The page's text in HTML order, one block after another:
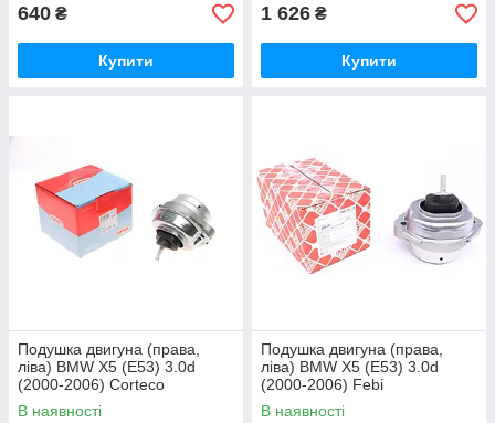
640 ₴
Купити
1 626 ₴
Купити
Подушка двигуна (права,
ліва) BMW X5 (E53) 3.0d
(2000-2006) Corteco
В наявності
Подушка двигуна (права,
ліва) BMW X5 (E53) 3.0d
(2000-2006) Febi
В наявності